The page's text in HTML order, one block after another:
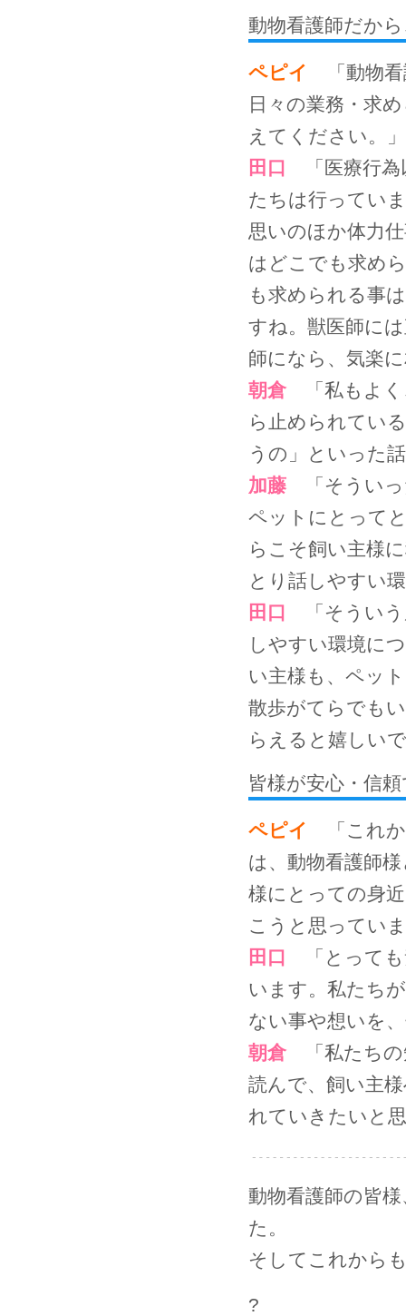
動物看護師だか
ペピイ
「動物看
日々の業務・求
えてください。」
田口
「医療行為
たちは行ってい
思いのほか体力
はどこでも求め
も求められる事
すね。獣医師に
師になら、気楽
朝倉「私もよく
ら止められてい
うの」といった
加藤 「そういっ
ペットにとって
らこそ飼い主様
とり話しやすい
田口
「そういう
しやすい環境に
い主様も、ペッ
散歩がてらでも
らえると嬉しい
皆様が安心・信
ペピイ
「これ
は、動物看護師
様にとっての身
こうと思ってい
田口
「とっても
います。私たち
ない事や想いを
朝倉「私たちの
読んで、飼い主
れていきたいと
動物看護師の皆
た。
そしてこれから
?